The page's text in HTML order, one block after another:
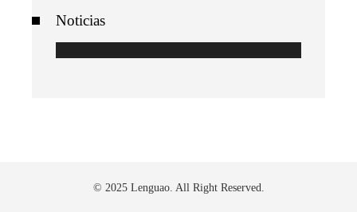
Noticias
© 2025 Lenguao. All Right Reserved.